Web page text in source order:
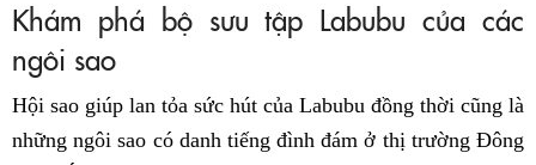
Khám phá bộ sưu tập Labubu của các
ngôi sao
Hội sao giúp lan tỏa sức hút của Labubu đồng thời cũng là
những ngôi sao có danh tiếng đình đám ở thị trường Đông